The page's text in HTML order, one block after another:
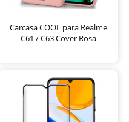
Carcasa COOL para Realme
C61 / C63 Cover Rosa